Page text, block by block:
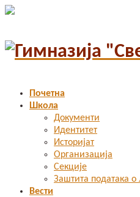
Почетна
Школа
Документи
Идентитет
Историјат
Организација
Секције
Заштита података о
Вести